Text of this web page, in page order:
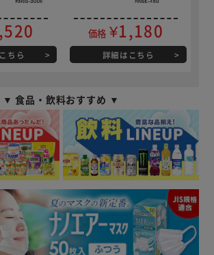
ちら
価格 ¥1,180
詳細はこちら
▼ 食品・飲料おすすめ ▼